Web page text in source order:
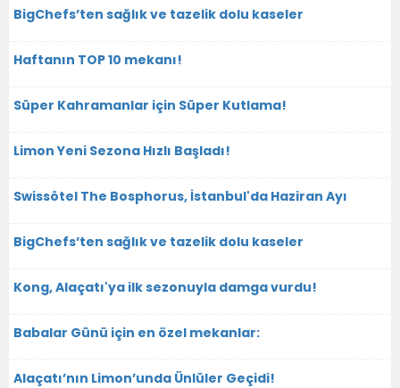
BigChefs’ten sağlık ve tazelik dolu kaseler
Haftanın TOP 10 mekanı!
Süper Kahramanlar için Süper Kutlama!
Limon Yeni Sezona Hızlı Başladı!
Swissôtel The Bosphorus, İstanbul'da Haziran Ayı
BigChefs’ten sağlık ve tazelik dolu kaseler
Kong, Alaçatı'ya ilk sezonuyla damga vurdu!
Babalar Günü için en özel mekanlar:
Alaçatı’nın Limon’unda Ünlüler Geçidi!